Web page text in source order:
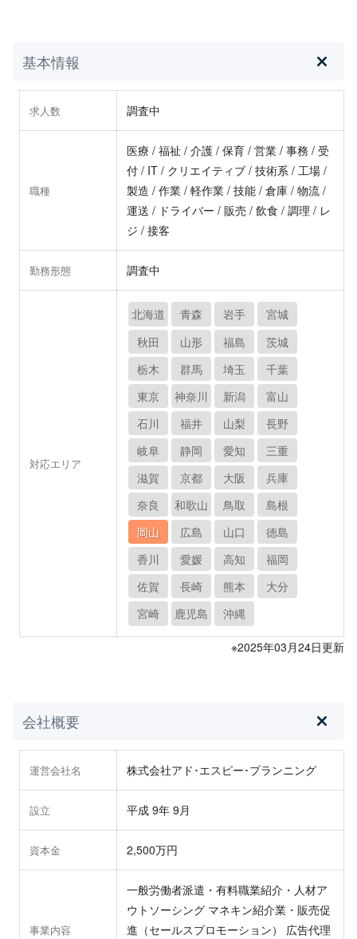
基本情報
求人数 調査中
職種
医療 / 福祉 / 介護 / 保育 / 営業 / 事務 / 受
付 / IT / クリエイティブ / 技術系 / 工場 /
製造 / 作業 / 軽作業 / 技能 / 倉庫 / 物流 /
運送 / ドライバー / 販売 / 飲食 / 調理 / レ
ジ / 接客
勤務形態 調査中
対応エリア
北海道 青森 岩手
宮城
秋田
山形 福島
茨城
栃木
群馬 埼玉
千葉
東京
神奈川 新潟
富山
石川
福井 山梨
長野
岐阜
静岡 愛知
三重
滋賀
京都 大阪
兵庫
奈良
和歌山 鳥取
島根
岡山
広島 山口
徳島
香川
愛媛 高知
福岡
佐賀
長崎 熊本
大分
宮崎
鹿児島 沖縄
※2025年03月24日更新
会社概要
運営会社名 株式会社アド･エスピー･プランニング
設立 平成 9年 9月
資本金 2,500万円
事業内容
一般労働者派遣・有料職業紹介・人材ア
ウトソーシング マネキン紹介業・販売促
進（セールスプロモーション） 広告代理